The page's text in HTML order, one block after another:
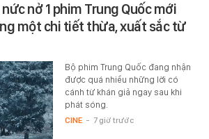
nở 1 phim Trung Quốc mới
một chi tiết thừa, xuất sắc từ
Bộ phim Trung Quốc đang nhận
được quá nhiều những lời có
cánh từ khán giả ngay sau khi
phát sóng.
CINE - 7 giờ trước